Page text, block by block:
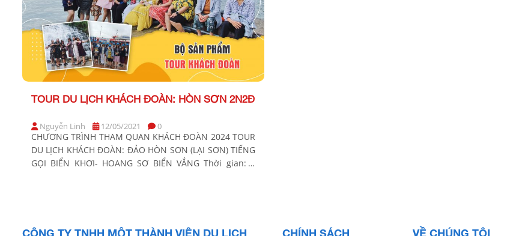
TOUR DU LỊCH KHÁCH ĐOÀN: HÒN SƠN 2N2Đ
Nguyễn Linh 12/05/2021 0
CHƯƠNG TRÌNH THAM QUAN KHÁCH ĐOÀN 2024 TOUR
DU LỊCH KHÁCH ĐOÀN: ĐẢO HÒN SƠN (LẠI SƠN) TIẾNG
GỌI BIỂN KHƠI- HOANG SƠ BIỂN VẮNG Thời gian: 2
CÔNG TY TNHH MỘT THÀNH VIÊN DU LỊCH CHÍNH SÁCH VỀ CHÚNG TÔI